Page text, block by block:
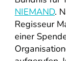
NIEMAND.
Regisseur
einer